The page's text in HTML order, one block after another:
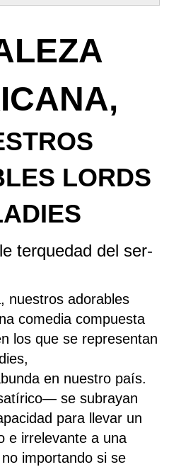
LORDS
terquedad del ser-
nuestros adorables
comedia compuesta
los que se representan
en nuestro país.
se subrayan
para llevar un
e irrelevante a una
importando si se